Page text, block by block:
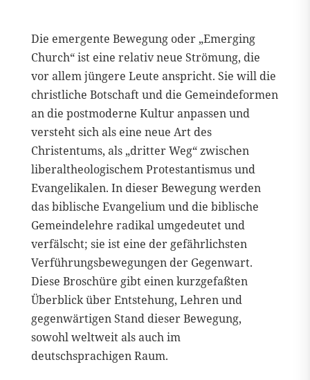
Die emergente Bewegung oder „Emerging
Church“ ist eine relativ neue Strömung, die
vor allem jüngere Leute anspricht. Sie will die
christliche Botschaft und die Gemeindeformen
an die postmoderne Kultur anpassen und
versteht sich als eine neue Art des
Christentums, als „dritter Weg“ zwischen
liberaltheologischem Protestantismus und
Evangelikalen. In dieser Bewegung werden
das biblische Evangelium und die biblische
Gemeindelehre radikal umgedeutet und
verfälscht; sie ist eine der gefährlichsten
Verführungsbewegungen der Gegenwart.
Diese Broschüre gibt einen kurzgefaßten
Überblick über Entstehung, Lehren und
gegenwärtigen Stand dieser Bewegung,
sowohl weltweit als auch im
deutschsprachigen Raum.